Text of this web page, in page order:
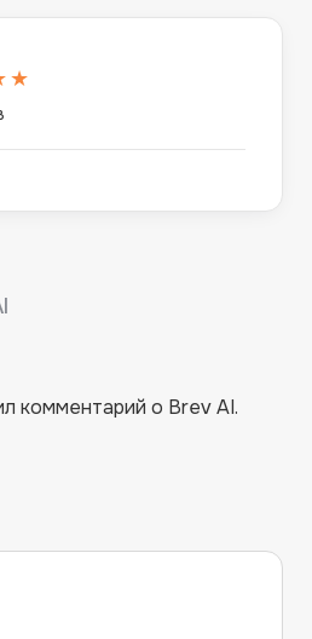
комментарий о Brev AI.